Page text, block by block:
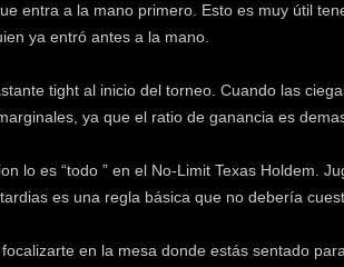
entra a la mano primero. Esto es muy útil
ya entró antes a la mano.
tight al inicio del torneo. Cuando las
ya que el ratio de ganancia es
lo es “todo ” en el No-Limit Texas Holdem.
es una regla básica que no debería
en la mesa donde estás sentado